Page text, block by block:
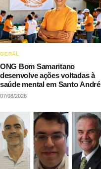
GERAL
ONG Bom Samaritano
desenvolve ações voltadas à
saúde mental em Santo André
07/08/2026